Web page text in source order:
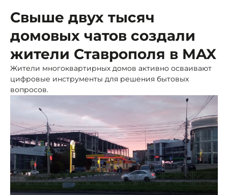
Свыше двух тысяч
домовых чатов создали
жители Ставрополя в MAX
Жители многоквартирных домов активно осваивают
цифровые инструменты для решения бытовых
вопросов.